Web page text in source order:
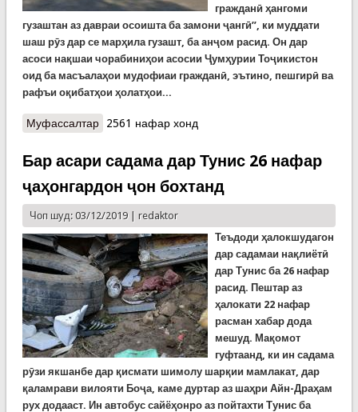
гражданӣ ҳангоми
гузаштан аз давраи осоишта ба замони ҷангӣ”, ки муддати
шаш рӯз дар се марҳила гузашт, ба анҷом расид. Он дар
асоси нақшаи чорабиниҳои асосии Ҷумҳурии Тоҷикистон
оид ба масъалаҳои мудофиаи гражданӣ, эътино, пешгирӣ ва
рафъи оқибатҳои ҳолатҳои...
Муфассалтаро Анҷоми тамринҳои мукаммали мудофиаи
2561 нафар хонд
Бар асари садама дар Тунис 26 нафар
ҷаҳонгардон ҷон бохтанд
Чоп шуд: 03/12/2019 | redaktor
Теъдоди ҳалокшудагон
дар садамаи нақлиётӣ
дар Тунис ба 26 нафар
расид. Пештар аз
ҳалокати 22 нафар
расман хабар дода
мешуд. Мақомот
гуфтаанд, ки ин садама
рӯзи якшанбе дар қисмати шимолу шарқии мамлакат, дар
қаламрави вилояти Боҷа, каме дуртар аз шаҳри Айн-Драҳам
рух додааст. Ин автобус сайёҳонро аз пойтахти Тунис ба